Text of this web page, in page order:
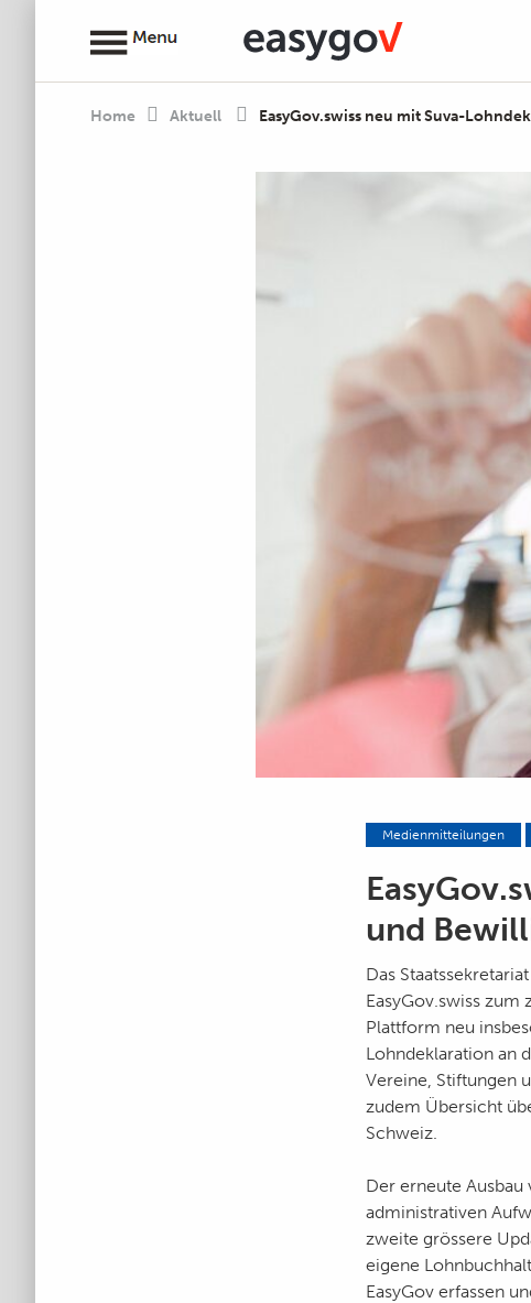
Home Aktuell EasyGov.swiss neu mit Suva-
Medienmitteilungen
und
Das
EasyGov.swiss zum
Plattform neu
Lohndeklaration an
Vereine, Stiftungen
zudem Übersicht
Schweiz.
Der erneute
administrativen
zweite grössere
eigene
EasyGov erfassen